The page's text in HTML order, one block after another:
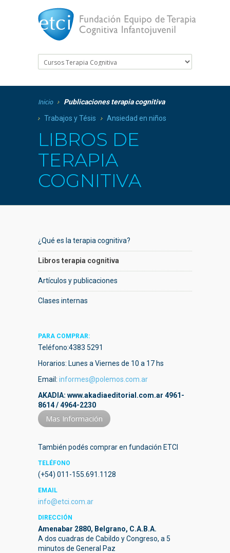
Inicio
Publicaciones terapia cognitiva
Trabajos y Tésis
Ansiedad en niños
LIBROS DE
TERAPIA
COGNITIVA
¿Qué es la terapia cognitiva?
Libros terapia cognitiva
Artículos y publicaciones
Clases internas
PARA COMPRAR:
Teléfono:4383 5291
Horarios: Lunes a Viernes de 10 a 17 hs
Email: informes@polemos.com.ar
AKADIA: www.akadiaeditorial.com.ar 4961-
8614 / 4964-2230
Mas Información
También podés comprar en fundación ETCI
TELÉFONO
(+54) 011-155.691.1128
EMAIL
info@etci.com.ar
DIRECCIÓN
Amenabar 2880, Belgrano, C.A.B.A.
A dos cuadras de Cabildo y Congreso, a 5
minutos de General Paz